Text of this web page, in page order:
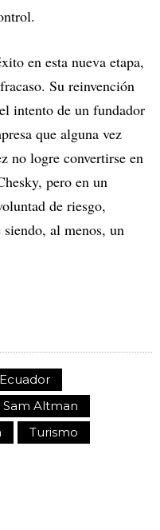
en esta nueva etapa,
Su reinvención
intento de un fundador
que alguna vez
no logre convertirse en
pero en un
de riesgo,
al menos, un
Ecuador
Sam Altman
Turismo